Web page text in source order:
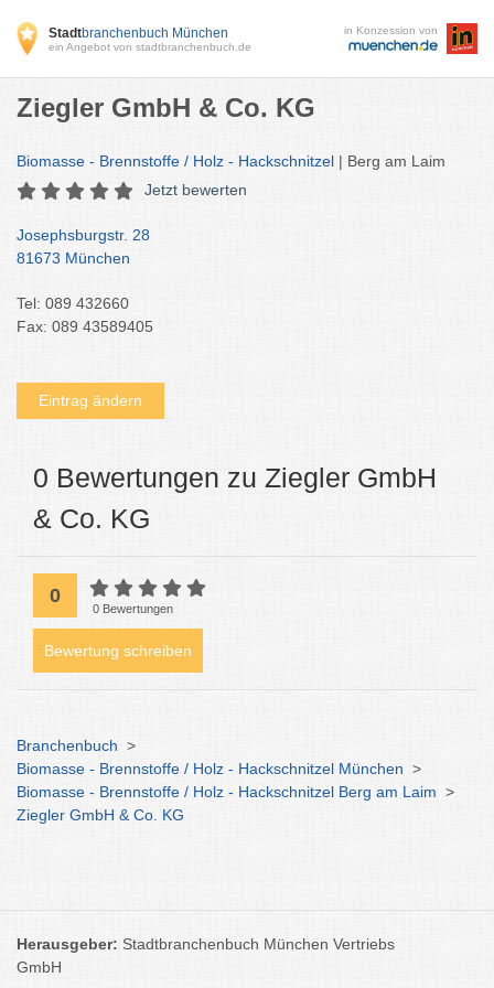
Stadtbranchenbuch München
ein Angebot von stadtbranchenbuch.de
in Konzession von
Ziegler GmbH & Co. KG
Biomasse - Brennstoffe / Holz - Hackschnitzel | Berg am Laim
Jetzt bewerten
Josephsburgstr. 28
81673 München
Tel: 089 432660
Fax: 089 43589405
Eintrag ändern
0 Bewertungen zu Ziegler GmbH
& Co. KG
0
0 Bewertungen
Bewertung schreiben
Branchenbuch >
Biomasse - Brennstoffe / Holz - Hackschnitzel München >
Biomasse - Brennstoffe / Holz - Hackschnitzel Berg am Laim >
Ziegler GmbH & Co. KG
Herausgeber: Stadtbranchenbuch München Vertriebs
GmbH